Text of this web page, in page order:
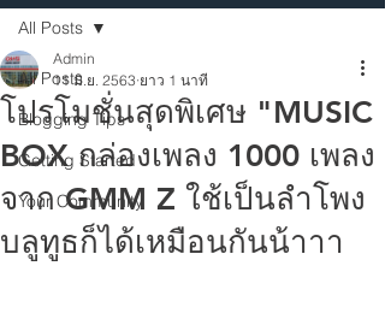
All Posts
Blogging Tips
Getting Started
Your Community
All Posts
โปรโมชั่นสุดพิเศษ "MUSIC
BOX กล่องเพลง 1000 เพลง
จาก GMM Z ใช้เป็นลำโพง
บลูทูธก็ได้เหมือนกันน้าาา
Admin
11 มิ.ย. 2563 ยาว 1 นาที